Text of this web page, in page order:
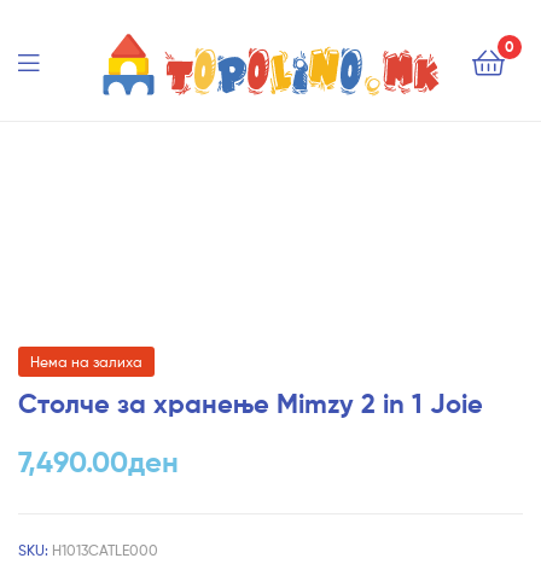
0
Нема на залиха
Столче за хранење Mimzy 2 in 1 Joie
7,490.00ден
SKU: H1013CATLE000